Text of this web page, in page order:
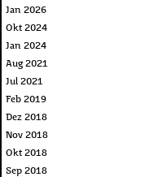
Jan 2026
Okt 2024
Jan 2024
Aug 2021
Jul 2021
Feb 2019
Dez 2018
Nov 2018
Okt 2018
Sep 2018